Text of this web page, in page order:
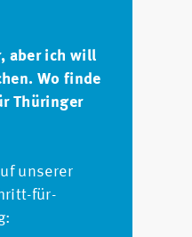
aber ich will
Wo finde
Thüringer
unserer
für-